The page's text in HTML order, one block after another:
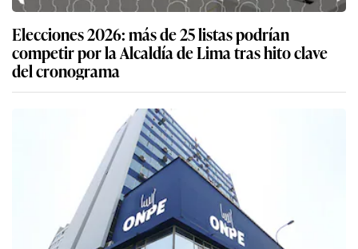
Elecciones 2026: más de 25 listas podrían
competir por la Alcaldía de Lima tras hito clave
del cronograma